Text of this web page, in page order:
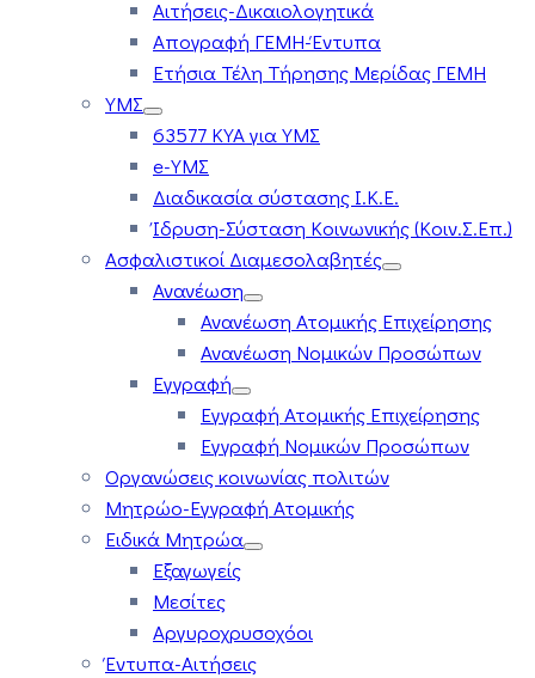
Αιτήσεις-Δικαιολογητικά
Απογραφή ΓΕΜΗ-Έντυπα
Ετήσια Τέλη Τήρησης Μερίδας ΓΕΜΗ
ΥΜΣ
63577 ΚΥΑ για ΥΜΣ
e-ΥΜΣ
Διαδικασία σύστασης Ι.Κ.Ε.
Ίδρυση-Σύσταση Κοινωνικής (Κοιν.Σ.Επ.)
Ασφαλιστικοί Διαμεσολαβητές
Ανανέωση
Ανανέωση Ατομικής Επιχείρησης
Ανανέωση Νομικών Προσώπων
Εγγραφή
Εγγραφή Ατομικής Επιχείρησης
Εγγραφή Νομικών Προσώπων
Οργανώσεις κοινωνίας πολιτών
Μητρώο-Εγγραφή Ατομικής
Ειδικά Μητρώα
Εξαγωγείς
Μεσίτες
Αργυροχρυσοχόοι
Έντυπα-Αιτήσεις